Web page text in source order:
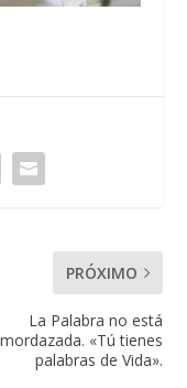
PRÓXIMO
La Palabra no está
«Tú tienes
palabras de Vida».